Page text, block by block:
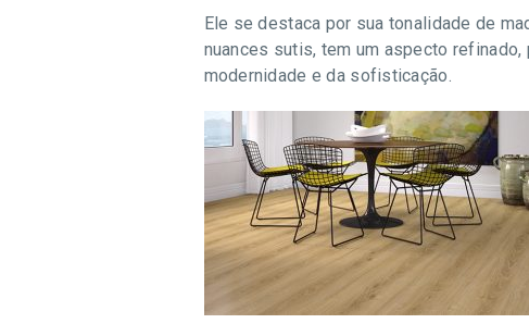
Ele se destaca por sua tonalidade de
nuances sutis, tem um aspecto
modernidade e da sofisticação.